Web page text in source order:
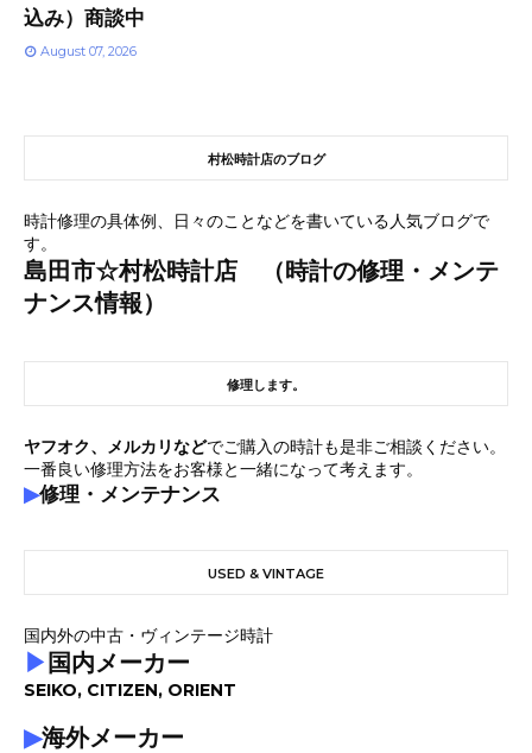
込み）商談中
August 07, 2026
村松時計店のブログ
時計修理の具体例、日々のことなどを書いている人気ブログで
す。
島田市☆村松時計店 （時計の修理・メンテ
ナンス情報）
修理します。
ヤフオク、メルカリなどでご購入の時計も是非ご相談ください。
一番良い修理方法をお客様と一緒になって考えます。
▶修理・メンテナンス
USED & VINTAGE
国内外の中古・ヴィンテージ時計
▶ 国内メーカー
SEIKO, CITIZEN, ORIENT
▶海外メーカー